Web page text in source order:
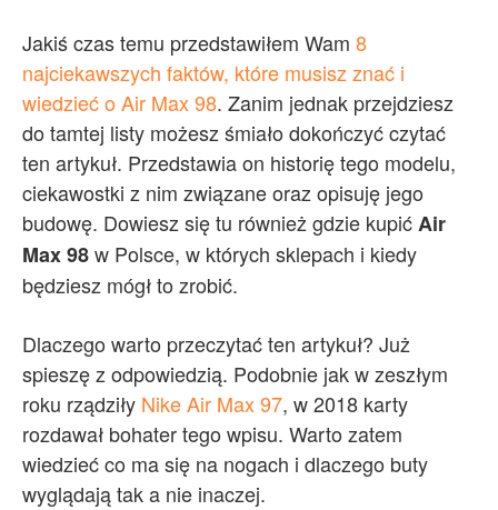
Jakiś czas temu przedstawiłem Wam 8
najciekawszych faktów, które musisz znać i
wiedzieć o Air Max 98. Zanim jednak przejdziesz
do tamtej listy możesz śmiało dokończyć czytać
ten artykuł. Przedstawia on historię tego modelu,
ciekawostki z nim związane oraz opisuję jego
budowę. Dowiesz się tu również gdzie kupićAir
Max 98w Polsce, w których sklepach i kiedy
będziesz mógł to zrobić.
Dlaczego warto przeczytać ten artykuł? Już
spieszę z odpowiedzią. Podobnie jak w zeszłym
roku rządziły Nike Air Max 97, w 2018 karty
rozdawał bohater tego wpisu. Warto zatem
wiedzieć co ma się na nogach i dlaczego buty
wyglądają tak a nie inaczej.